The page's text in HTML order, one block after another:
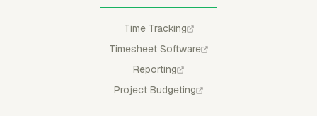
Time Tracking
Timesheet Software
Reporting
Project Budgeting